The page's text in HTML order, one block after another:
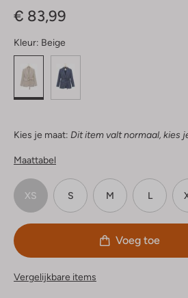
€ 83,99
Kleur: Beige
Kies je maat: Dit item valt normaal, kies
Maattabel
XS S M L
Voeg toe
Vergelijkbare items